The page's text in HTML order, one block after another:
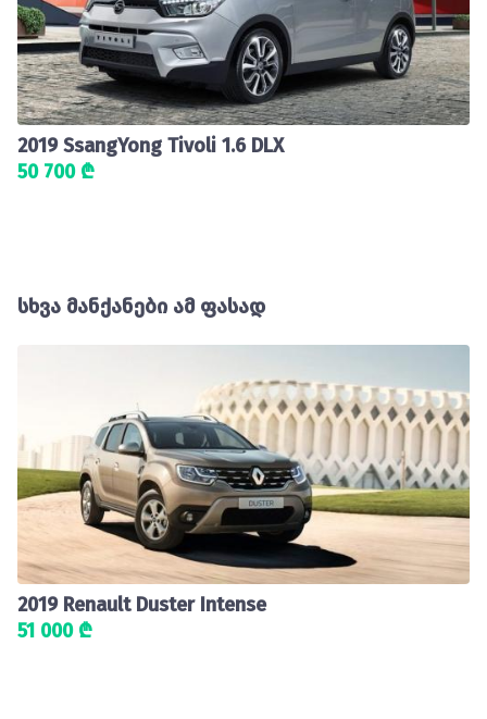
2019 SsangYong Tivoli 1.6 DLX
50 700 ₾
სხვა მანქანები ამ ფასად
2019 Renault Duster Intense
51 000 ₾